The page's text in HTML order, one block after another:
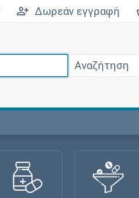
Δωρεάν εγγραφή